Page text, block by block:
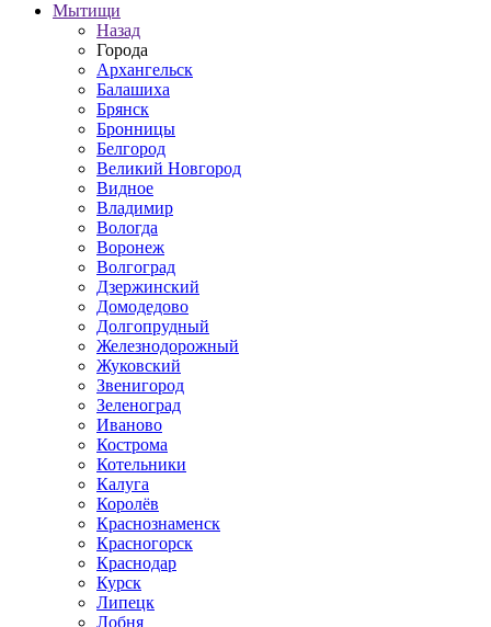
Мытищи
Назад
Города
Архангельск
Балашиха
Брянск
Бронницы
Белгород
Великий Новгород
Видное
Владимир
Вологда
Воронеж
Волгоград
Дзержинский
Домодедово
Долгопрудный
Железнодорожный
Жуковский
Звенигород
Зеленоград
Иваново
Кострома
Котельники
Калуга
Королёв
Краснознаменск
Красногорск
Краснодар
Курск
Липецк
Лобня